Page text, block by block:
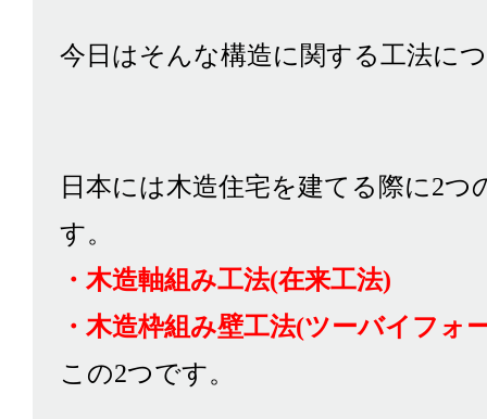
今日はそんな構造に関する工法に
日本には木造住宅を建てる際に2つ
す。
・木造軸組み工法(在来工法)
・木造枠組み壁工法(ツーバイフォ
この2つです。